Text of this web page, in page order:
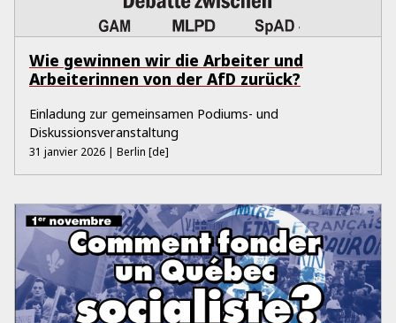
Wie gewinnen wir die Arbeiter und
Arbeiterinnen von der AfD zurück?
Einladung zur gemeinsamen Podiums- und
Diskussionsveranstaltung
31 janvier 2026 | Berlin [de]